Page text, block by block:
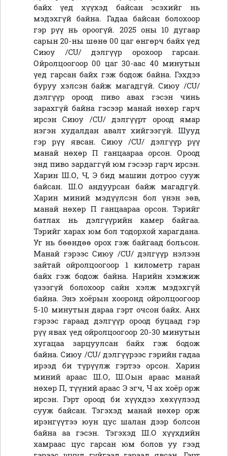
байх үед хүүхэд байсан эсэхийг нь
мэдэхгүй байна. Гадаа байсан болохоор
гэр рүү нь ороогүй. 2025 оны 10 дугаар
сарын 20-ны шөнө 00 цаг өнгөрч байх үед
Сиюу /CU/ дэлгүүр орохоор гарсан.
Ойролцоогоор 00 цаг 30-аас 40 минутын
үед гарсан байх гэж бодож байна. Гэхдээ
буруу хэлсэн байж магадгүй.Сиюу /CU/
дэлгүүр ороод пиво авах гэсэн чинь
зарахгүй байна гэсээр манай нөхөр гарч
ирсэнСиюу /CU/ дэлгүүрт ороод ямар
нэгэн худалдан авалт хийгээгүй. Шууд
гэр рүү явсан. Сиюу /CU/ дэлгүүр рүү
манай нөхөр П ганцаараа орсон. Ороод
энд пиво зардаггүй юм гэсээр гарч ирсэн.
Харин Ш.О, Ч, Э бид машин дотроо сууж
байсан. Ш.О андуурсан байж магадгүй.
Харин миний мэдүүлсэн бол үнэн зөв,
манай нөхөр П ганцаараа орсон. Тэрийг
батлах нь дэлгүүрийн камер байгаа.
Тэрийг харах юм бол тодорхой харагдана.
Уг нь бөөндөө орох гэж байгаад больсон.
Манай гэрээсСиюу /CU/ дэлгүүр нэлээн
зайтай ойролцоогоор 1 километр гаран
байх гэж бодож байна. Нарийн хэмжиж
үзээгүй болохоор сайн хэлж мэдэхгүй
байна. Энэ хоёрын хооронд ойролцоогоор
5-10 минутын дараа гэрт очсон байх. Анх
гэрээс гараад дэлгүүр ороод буцаад гэр
рүү явах үед ойролцоогоор 20-30 минутын
хугацаа зарцуулсан байх гэж бодож
байна.Сиюу /CU/ дэлгүүрээс гэрийн гадаа
ирээд би түрүүлж гэртээ орсон. Харин
миний араас Ш.О, Ш.Оын араас манай
нөхөр П, түүний араас Э эгч, Ч ах хоёр орж
ирсэн. Гэрт ороод би хүүхдээ хөхүүлээд
сууж байсан. Тэгэхэд манай нөхөр орж
ирэнгүүтээ юун цус шалан дээр болсон
байна аа гэсэн. Тэгэхэд Ш.О хүүхдийн
хамраас цус гарсан юм болов уу гээд